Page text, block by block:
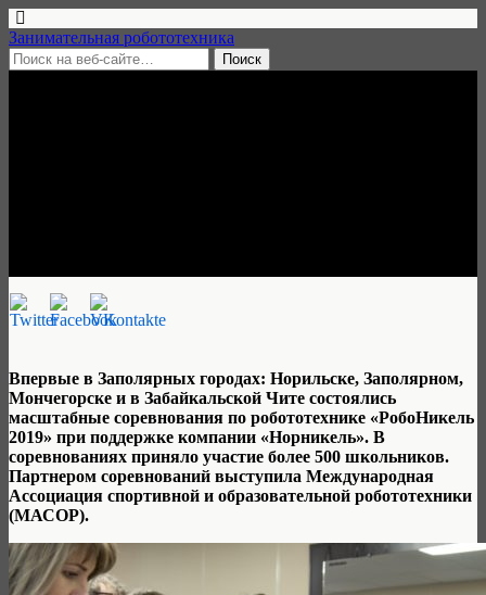
Занимательная робототехника
Впервые в Заполярных городах: Норильске, Заполярном,
Мончегорске и в Забайкальской Чите состоялись
масштабные соревнования по робототехнике «РобоНикель
2019» при поддержке компании «Норникель». В
соревнованиях приняло участие более 500 школьников.
Партнером соревнований выступила Международная
Ассоциация спортивной и образовательной робототехники
(МАСОР).